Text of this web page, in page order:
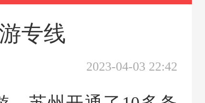
专线
2023-04-03 22:42